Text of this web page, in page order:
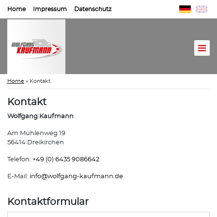
Home Impressum Datenschutz
Home » Kontakt
Kontakt
Wolfgang Kaufmann
Am Mühlenweg 19
56414 Dreikirchen
Telefon: +49 (0) 6435 9086642
E-Mail: info@wolfgang-kaufmann.de
Kontaktformular